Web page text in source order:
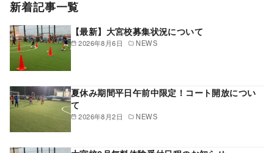
新着記事一覧
2026年8月6日 NEWS
【最新】大宮校募集状況について
2026年8月2日 NEWS
夏休み期間平日午前中限定！コート開放につい
て